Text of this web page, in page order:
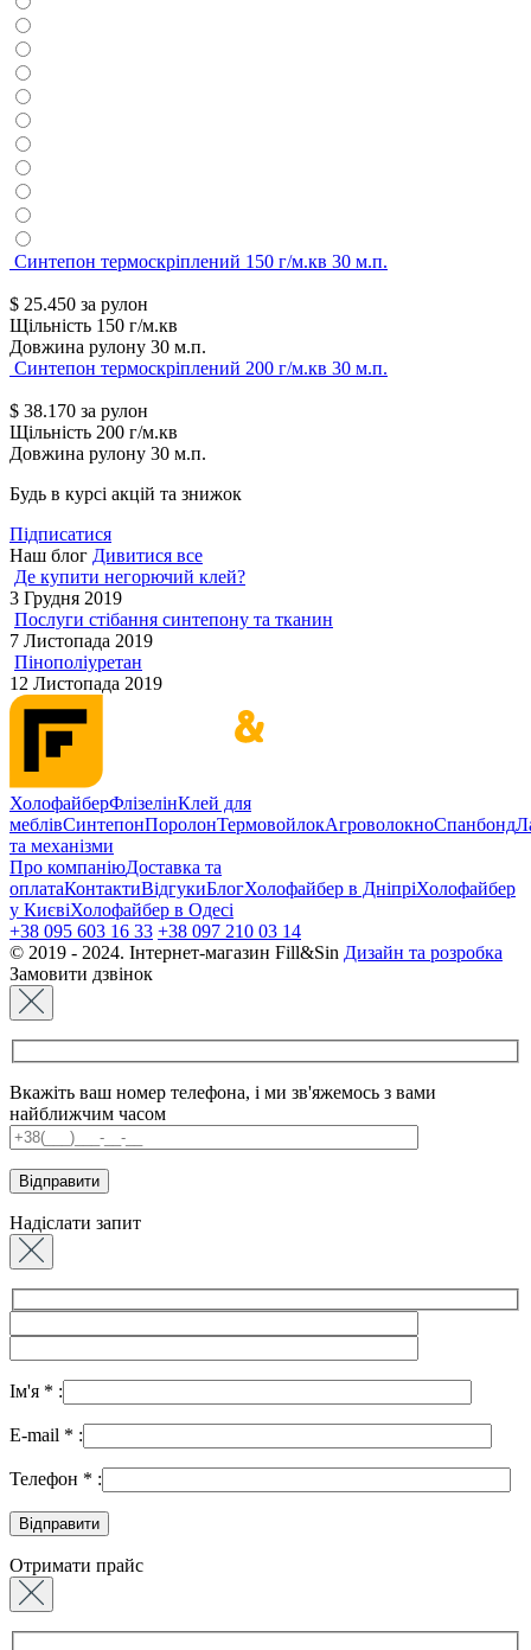
Синтепон термоскріплений 150 г/м.кв 30 м.п.
$ 25.450 за рулон
Щільність 150 г/м.кв
Довжина рулону 30 м.п.
Синтепон термоскріплений 200 г/м.кв 30 м.п.
$ 38.170 за рулон
Щільність 200 г/м.кв
Довжина рулону 30 м.п.
Будь в курсі акцій та знижок
Підписатися
Наш блог Дивитися все
Де купити негорючий клей?
3 Грудня 2019
Послуги стібання синтепону та тканин
7 Листопада 2019
Пінополіуретан
12 Листопада 2019
ХолофайберФлізелінКлей для
меблівСинтепонПоролонТермовойлокАгроволокноСпанбонд
та механізми
Про компаніюДоставка та
оплатаКонтактиВідгукиБлогХолофайбер в ДніпріХолофайбер
у КиєвіХолофайбер в Одесі
+38 095 603 16 33 +38 097 210 03 14
© 2019 - 2024. Інтернет-магазин Fill&Sin Дизайн та розробка
Замовити дзвінок
Вкажіть ваш номер телефона, і ми зв'яжемось з вами
найближчим часом
Надіслати запит
Ім'я * :
E-mail * :
Телефон * :
Отримати прайс